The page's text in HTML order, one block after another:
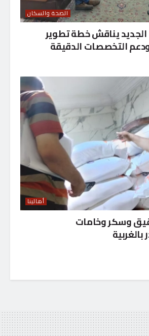
الصحة والسكان
يناقش خطة تطوير
التخصصات الدقيقة
أهالينا
دقيق وسكر وخامات